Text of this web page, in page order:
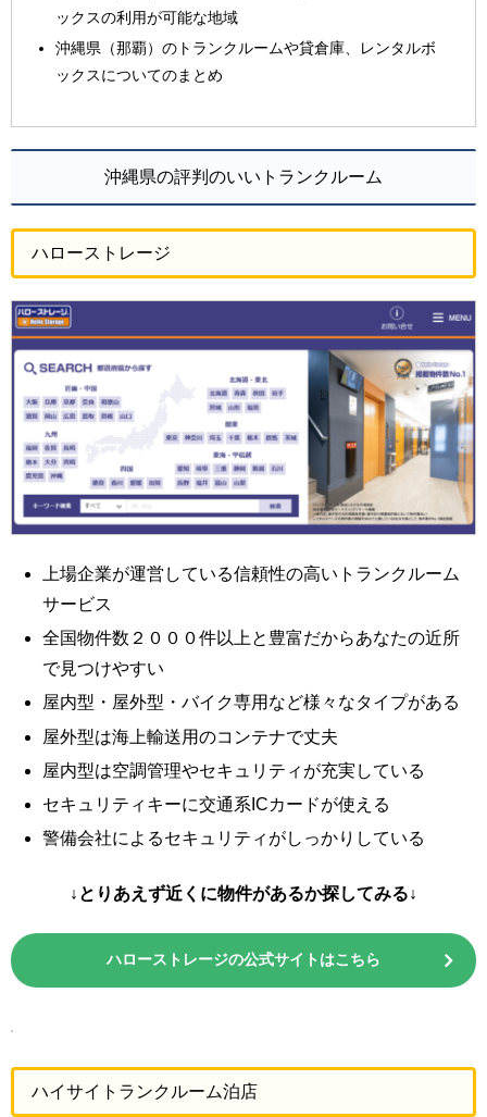
ックスの利用が可能な地域
沖縄県（那覇）のトランクルームや貸倉庫、レンタルボ
ックスについてのまとめ
沖縄県の評判のいいトランクルーム
ハローストレージ
上場企業が運営している信頼性の高いトランクルーム
サービス
全国物件数２０００件以上と豊富だからあなたの近所
で見つけやすい
屋内型・屋外型・バイク専用など様々なタイプがある
屋外型は海上輸送用のコンテナで丈夫
屋内型は空調管理やセキュリティが充実している
セキュリティキーに交通系ICカードが使える
警備会社によるセキュリティがしっかりしている
↓とりあえず近くに物件があるか探してみる↓
ハローストレージの公式サイトはこちら
ハイサイトランクルーム泊店